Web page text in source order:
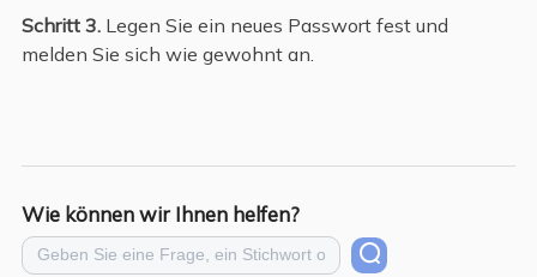
Schritt 3.Legen Sie ein neues Passwort fest und
melden Sie sich wie gewohnt an.
Wie können wir Ihnen helfen?